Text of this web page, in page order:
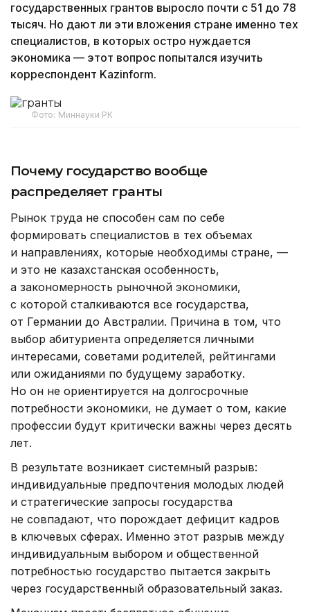
государственных грантов выросло почти с 51 до 78
тысяч. Но дают ли эти вложения стране именно тех
специалистов, в которых остро нуждается
экономика — этот вопрос попытался изучить
корреспондент Kazinform.
Фото: Миннауки РК
Почему государство вообще
распределяет гранты
Рынок труда не способен сам по себе
формировать специалистов в тех объемах
и направлениях, которые необходимы стране, —
и это не казахстанская особенность,
а закономерность рыночной экономики,
с которой сталкиваются все государства,
от Германии до Австралии. Причина в том, что
выбор абитуриента определяется личными
интересами, советами родителей, рейтингами
или ожиданиями по будущему заработку.
Но он не ориентируется на долгосрочные
потребности экономики, не думает о том, какие
профессии будут критически важны через десять
лет.
В результате возникает системный разрыв:
индивидуальные предпочтения молодых людей
и стратегические запросы государства
не совпадают, что порождает дефицит кадров
в ключевых сферах. Именно этот разрыв между
индивидуальным выбором и общественной
потребностью государство пытается закрыть
через государственный образовательный заказ.